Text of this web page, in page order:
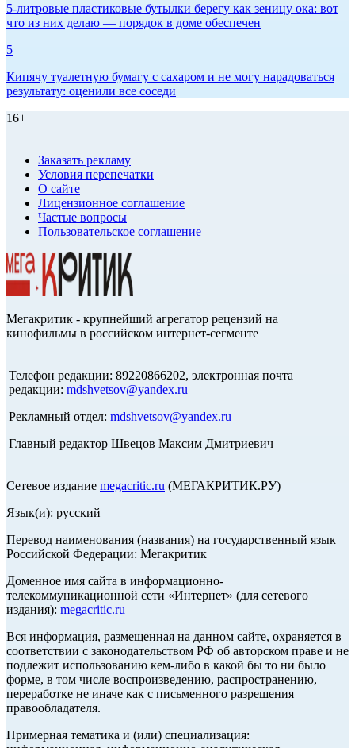
5-литровые пластиковые бутылки берегу как зеницу ока: вот
что из них делаю — порядок в доме обеспечен
5
Кипячу туалетную бумагу с сахаром и не могу нарадоваться
результату: оценили все соседи
16+
Заказать рекламу
Условия перепечатки
О сайте
Лицензионное соглашение
Частые вопросы
Пользовательское соглашение
Мегакритик - крупнейший агрегатор рецензий на
кинофильмы в российском интернет-сегменте
Телефон редакции: 89220866202, электронная почта
редакции: mdshvetsov@yandex.ru
Рекламный отдел: mdshvetsov@yandex.ru
Главный редактор Швецов Максим Дмитриевич
Сетевое издание megacritic.ru (МЕГАКРИТИК.РУ)
Язык(и): русский
Перевод наименования (названия) на государственный язык
Российской Федерации: Мегакритик
Доменное имя сайта в информационно-
телекоммуникационной сети «Интернет» (для сетевого
издания): megacritic.ru
Вся информация, размещенная на данном сайте, охраняется в
соответствии с законодательством РФ об авторском праве и не
подлежит использованию кем-либо в какой бы то ни было
форме, в том числе воспроизведению, распространению,
переработке не иначе как с письменного разрешения
правообладателя.
Примерная тематика и (или) специализация: